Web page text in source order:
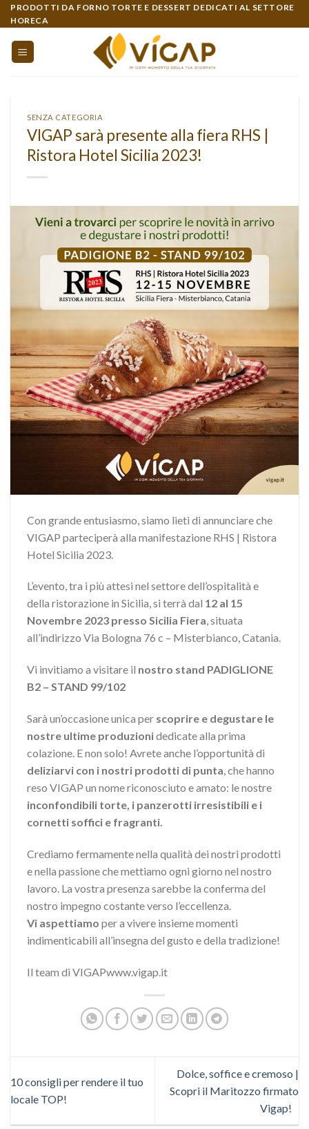
Skip
to
content
PRODOTTI DA FORNO TORTE E DESSERT DEDICATI AL SETTORE
HORECA
SENZA CATEGORIA
VIGAP sarà presente alla fiera RHS |
Ristora Hotel Sicilia 2023!
Con grande entusiasmo, siamo lieti di annunciare che
VIGAP parteciperà alla manifestazione RHS | Ristora
Hotel Sicilia 2023.
L’evento, tra i più attesi nel settore dell’ospitalità e
della ristorazione in Sicilia, si terrà dal 12 al 15
Novembre 2023 presso Sicilia Fiera, situata
all’indirizzo Via Bologna 76 c – Misterbianco, Catania.
Vi invitiamo a visitare il nostro stand PADIGLIONE
B2 – STAND 99/102
Sarà un’occasione unica per scoprire e degustare le
nostre ultime produzionidedicate alla prima
colazione. E non solo! Avrete anche l’opportunità di
deliziarvi con i nostri prodotti di punta, che hanno
reso VIGAP un nome riconosciuto e amato: le nostre
inconfondibili torte, i panzerotti irresistibili e i
cornetti soffici e fragranti.
Crediamo fermamente nella qualità dei nostri prodotti
e nella passione che mettiamo ogni giorno nel nostro
lavoro. La vostra presenza sarebbe la conferma del
nostro impegno costante verso l’eccellenza.
Vi aspettiamo per a vivere insieme momenti
indimenticabili all’insegna del gusto e della tradizione!
Il team di VIGAPwww.vigap.it
10 consigli per rendere il tuo
locale TOP!
Dolce, soffice e cremoso |
Scopri il Maritozzo firmato
Vigap!